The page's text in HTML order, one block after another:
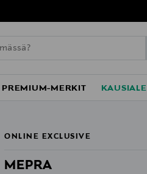
PREMIUM-MERKIT
ONLINE EXCLUSIVE
MEPRA